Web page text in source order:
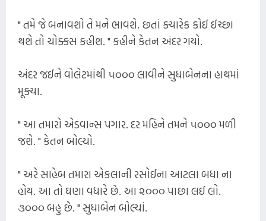
" તમે જે બનાવશો તે મને ભાવશે. છતાં ક્યારેક કોઈ ઈચ્છા
થશે તો ચોક્કસ કહીશ. " કહીને કેતન અંદર ગયો.
અંદર જઈને વોલેટમાંથી ૫૦૦૦ લાવીને સુધાબેનના હાથમાં
મૂક્યા.
" આ તમારો એડવાન્સ પગાર. દર મહિને તમને ૫૦૦૦ મળી
જશે. " કેતન બોલ્યો.
" અરે સાહેબ તમારા એકલાની રસોઈના આટલા બધા ના
હોય. આ તો ઘણા વધારે છે. આ ૨૦૦૦ પાછા લઈ લો.
૩૦૦૦ બહુ છે. " સુધાબેન બોલ્યાં.